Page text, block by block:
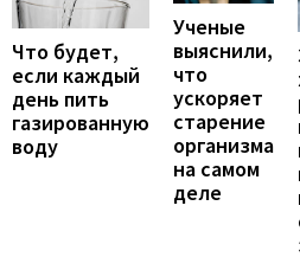
Что будет,
если каждый
день пить
газированную
воду
Ученые
выяснили,
что
ускоряет
старение
организма
на самом
деле